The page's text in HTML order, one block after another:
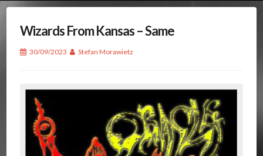
Wizards From Kansas – Same
30/09/2023 Stefan Morawietz